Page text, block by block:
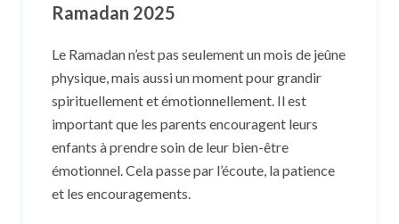
Ramadan 2025
Le Ramadan n’est pas seulement un mois de jeûne
physique, mais aussi un moment pour grandir
spirituellement et émotionnellement. Il est
important que les parents encouragent leurs
enfants à prendre soin de leur bien-être
émotionnel. Cela passe par l’écoute, la patience
et les encouragements.